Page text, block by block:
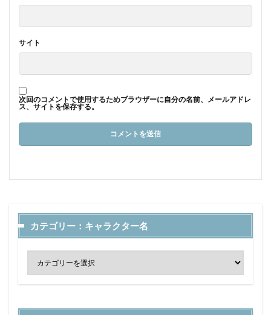
サイト
次回のコメントで使用するためブラウザーに自分の名前、メールアドレ
ス、サイトを保存する。
カテゴリー：キャラクター名